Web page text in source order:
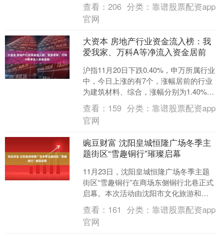
查看：206 分类：靠谱股票配资app
官网
大资本 房地产行业资金流入榜：我
爱我家、万科A等净流入资金居前
沪指11月20日下跌0.40%，申万所属行业
中，今日上涨的有7个，涨幅居前的行业
为建筑材料、综合，涨幅分别为1.40%、
0.87%。房地产行业今日上涨0.33%....
查看： 159 分类：靠谱股票配资app
官网
豌豆财富 沈阳皇城恒隆广场冬季主
题街区“雪趣铜行”璀璨启幕
11月23日，沈阳皇城恒隆广场冬季主题
街区“雪趣铜行”在商场东侧铜行北巷正式
启幕。本次活动由沈阳市文化旅游和广
播电视局、沈河区人民政府主办，由沈
阳方城旅游区管理....
查看： 161 分类：靠谱股票配资app
官网